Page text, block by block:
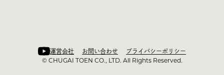
©︎ CHUGAI TOEN CO., LTD. All Rights Reserved.
運営会社 お問い合わせ
プライバシーポリシー
©︎ CHUGAI TOEN CO., LTD. All Rights Reserved.